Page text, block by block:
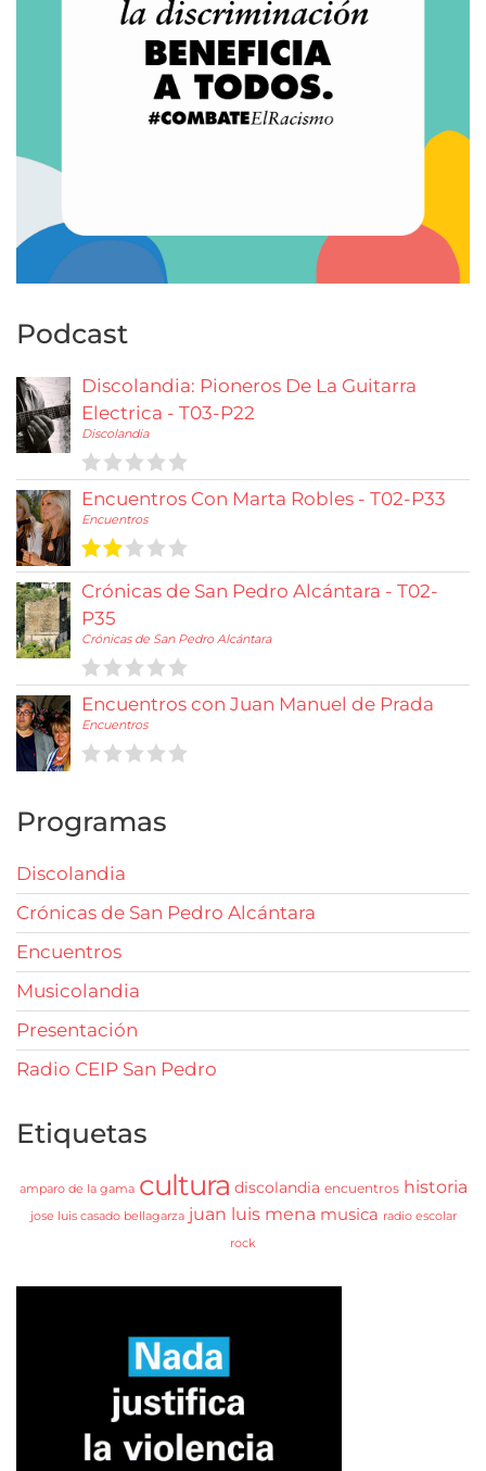
Podcast
Discolandia: Pioneros De La Guitarra
Electrica - T03-P22
Discolandia
Encuentros Con Marta Robles - T02-P33
Encuentros
Crónicas de San Pedro Alcántara - T02-
P35
Crónicas de San Pedro Alcántara
Encuentros con Juan Manuel de Prada
Encuentros
Programas
Discolandia
Crónicas de San Pedro Alcántara
Encuentros
Musicolandia
Presentación
Radio CEIP San Pedro
Etiquetas
amparo de la gama cultura discolandia encuentros historia
jose luis casado bellagarza juan luis mena musica radio escolar
rock